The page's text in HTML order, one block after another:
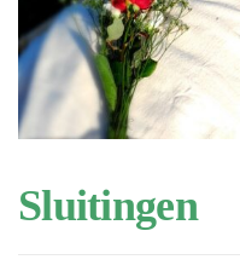
Sluitingen